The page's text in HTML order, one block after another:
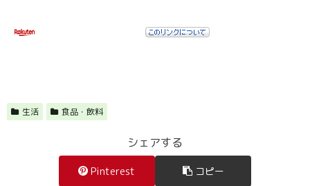
生活 食品・飲料
シェアする
Pinterest コピー